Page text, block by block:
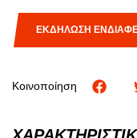
ΕΚΔΗΛΩΣΗ
Κοινοποίηση